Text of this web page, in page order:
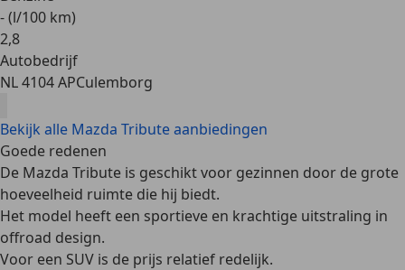
- (l/100 km)
2,8
Autobedrijf
NL 4104 APCulemborg
Bekijk alle Mazda Tribute aanbiedingen
Goede redenen
De Mazda Tribute is geschikt voor gezinnen door de grote
hoeveelheid ruimte die hij biedt.
Het model heeft een sportieve en krachtige uitstraling in
offroad design.
Voor een SUV is de prijs relatief redelijk.